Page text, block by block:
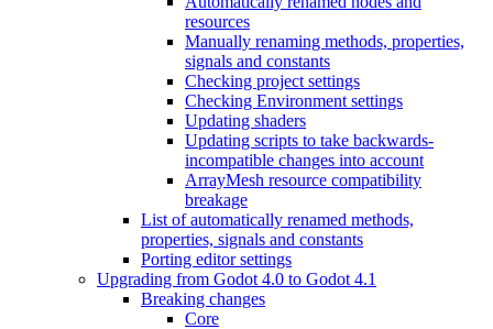
resources
Manually renaming methods, properties,
signals and constants
Checking project settings
Checking Environment settings
Updating shaders
Updating scripts to take backwards-
incompatible changes into account
ArrayMesh resource compatibility
breakage
List of automatically renamed methods,
properties, signals and constants
Porting editor settings
Upgrading from Godot 4.0 to Godot 4.1
Breaking changes
Core